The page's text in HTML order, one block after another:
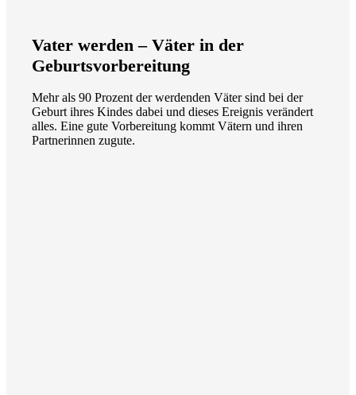
Vater werden – Väter in der
Geburtsvorbereitung
Mehr als 90 Prozent der werdenden Väter sind bei der
Geburt ihres Kindes dabei und dieses Ereignis verändert
alles. Eine gute Vorbereitung kommt Vätern und ihren
Partnerinnen zugute.